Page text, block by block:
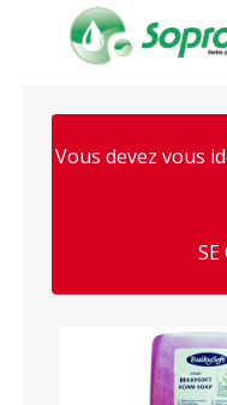
Vous devez vous
SE